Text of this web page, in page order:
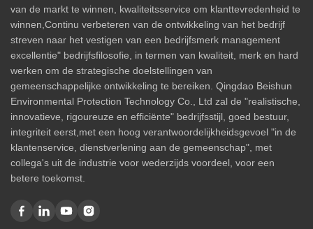
van de markt te winnen, kwaliteitsservice om klanttevredenheid te
winnen,Continu verbeteren van de ontwikkeling van het bedrijf
streven naar het vestigen van een bedrijfsmerk management
excellentie" bedrijfsfilosofie, in termen van kwaliteit, merk en hard
werken om de strategische doelstellingen van
gemeenschappelijke ontwikkeling te bereiken. Qingdao Beishun
Environmental Protection Technology Co., Ltd zal de "realistische,
innovatieve, rigoureuze en efficiënte" bedrijfsstijl, goed bestuur,
integriteit eerst,met een hoog verantwoordelijkheidsgevoel "in de
klantenservice, dienstverlening aan de gemeenschap", met
collega's uit de industrie voor wederzijds voordeel, voor een
betere toekomst.